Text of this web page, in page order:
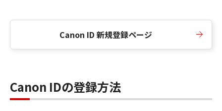
Canon ID 新規登録ページ
Canon IDの登録方法